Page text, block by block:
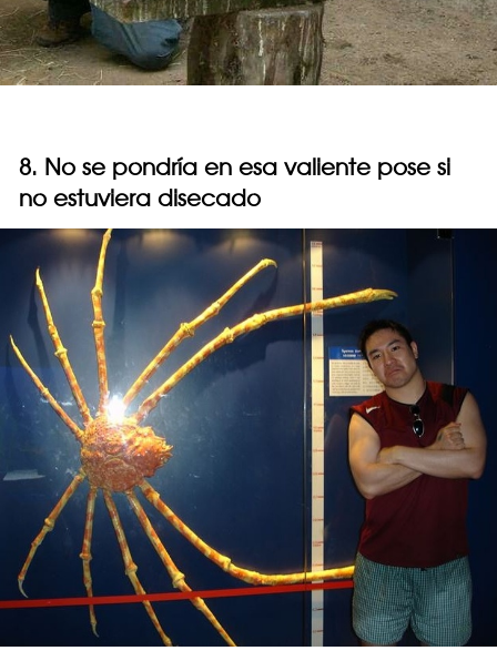
8. No se pondría en esa valiente pose si
no estuviera disecado